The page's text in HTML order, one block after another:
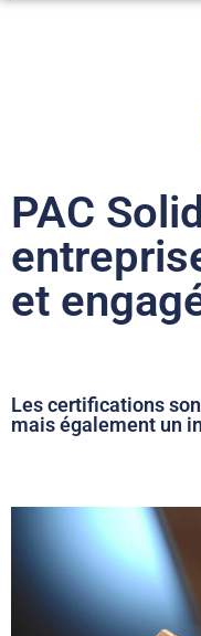
PAC
et
Les certifications
mais également un